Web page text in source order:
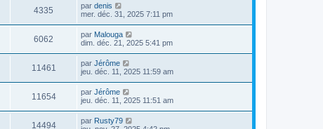
4335 par denis
mer. déc. 31, 2025 7:11 pm
6062 par Malouga
dim. déc. 21, 2025 5:41 pm
11461 par Jérôme
jeu. déc. 11, 2025 11:59 am
11654 par Jérôme
jeu. déc. 11, 2025 11:51 am
14494 par Rusty79